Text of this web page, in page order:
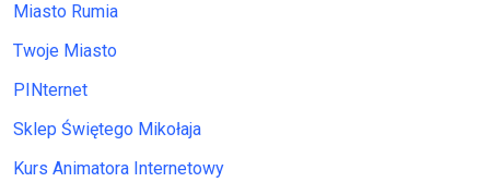
Miasto Rumia
Twoje Miasto
PINternet
Sklep Świętego Mikołaja
Kurs Animatora Internetowy